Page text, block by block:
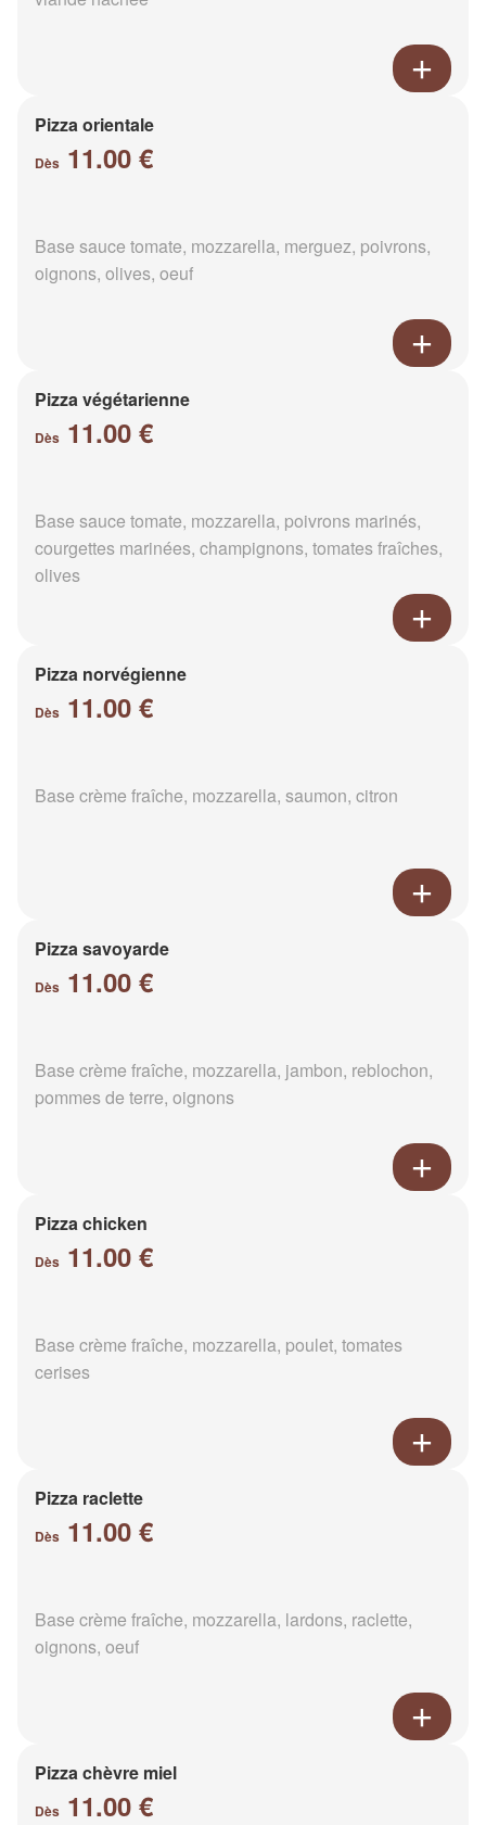
Pizza orientale
Dès 11.00 €
Base sauce tomate, mozzarella, merguez, poivrons,
oignons, olives, oeuf
Pizza végétarienne
Dès 11.00 €
Base sauce tomate, mozzarella, poivrons marinés,
courgettes marinées, champignons, tomates fraîches,
olives
Pizza norvégienne
Dès 11.00 €
Base crème fraîche, mozzarella, saumon, citron
Pizza savoyarde
Dès 11.00 €
Base crème fraîche, mozzarella, jambon, reblochon,
pommes de terre, oignons
Pizza chicken
Dès 11.00 €
Base crème fraîche, mozzarella, poulet, tomates
cerises
Pizza raclette
Dès 11.00 €
Base crème fraîche, mozzarella, lardons, raclette,
oignons, oeuf
Pizza chèvre miel
Dès 11.00 €